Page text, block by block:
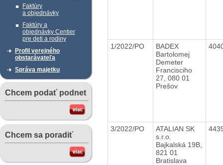
Faktúry
a objednávky
Faktúry a
objednávky Centier
pre deti a rodiny
Profil verejného
obstarávateľa
Správa majetku
Chcem podať podnet
Chcem sa poradiť
1/2022/PO
BADEX
Bartolomej
Demeter
Francisciho
27, 080 01
Prešov
3/2022/PO
ATALIAN SK
s.r.o.
Bajkalská 19B,
821 01
Bratislava